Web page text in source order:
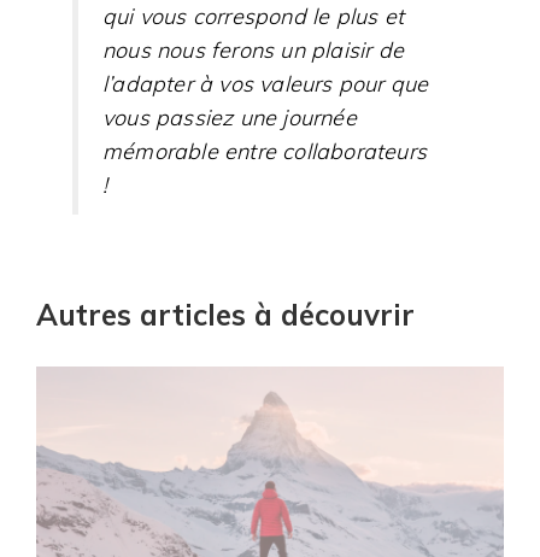
qui vous correspond le plus et
nous nous ferons un plaisir de
l’adapter à vos valeurs pour que
vous passiez une journée
mémorable entre collaborateurs
!
Autres articles à découvrir